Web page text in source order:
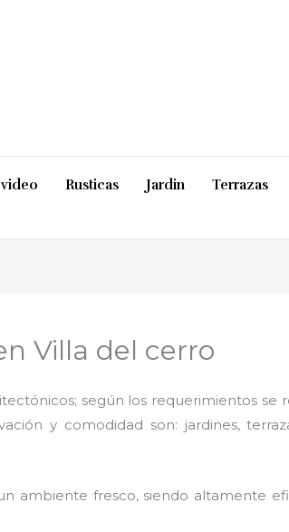
Rusticas Jardin Terrazas
Villa del cerro
según los requerimientos se
y comodidad son: jardines,
ambiente fresco, siendo altamente